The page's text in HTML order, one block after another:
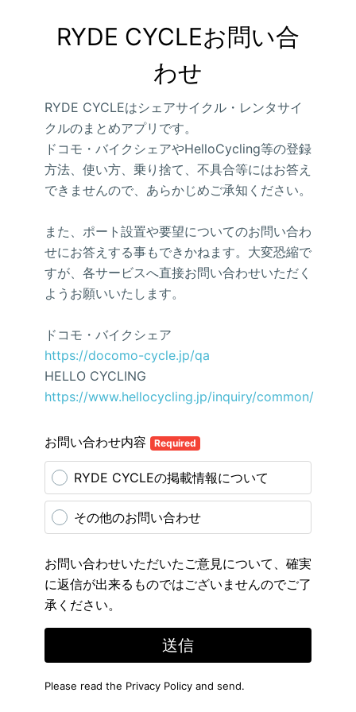
RYDE CYCLEお問い合
わせ
RYDE CYCLEはシェアサイクル・レンタサイ
クルのまとめアプリです。
ドコモ・バイクシェアやHelloCycling等の登録
方法、使い方、乗り捨て、不具合等にはお答え
できませんので、あらかじめご承知ください。
また、ポート設置や要望についてのお問い合わ
せにお答えする事もできかねます。大変恐縮で
すが、各サービスへ直接お問い合わせいただく
ようお願いいたします。
ドコモ・バイクシェア
https://docomo-cycle.jp/qa
HELLO CYCLING
https://www.hellocycling.jp/inquiry/common/
お問い合わせ内容 Required
RYDE CYCLEの掲載情報について
その他のお問い合わせ
お問い合わせいただいたご意見について、確実
に返信が出来るものではございませんのでご了
承ください。
送信
Please read the Privacy Policy and send.